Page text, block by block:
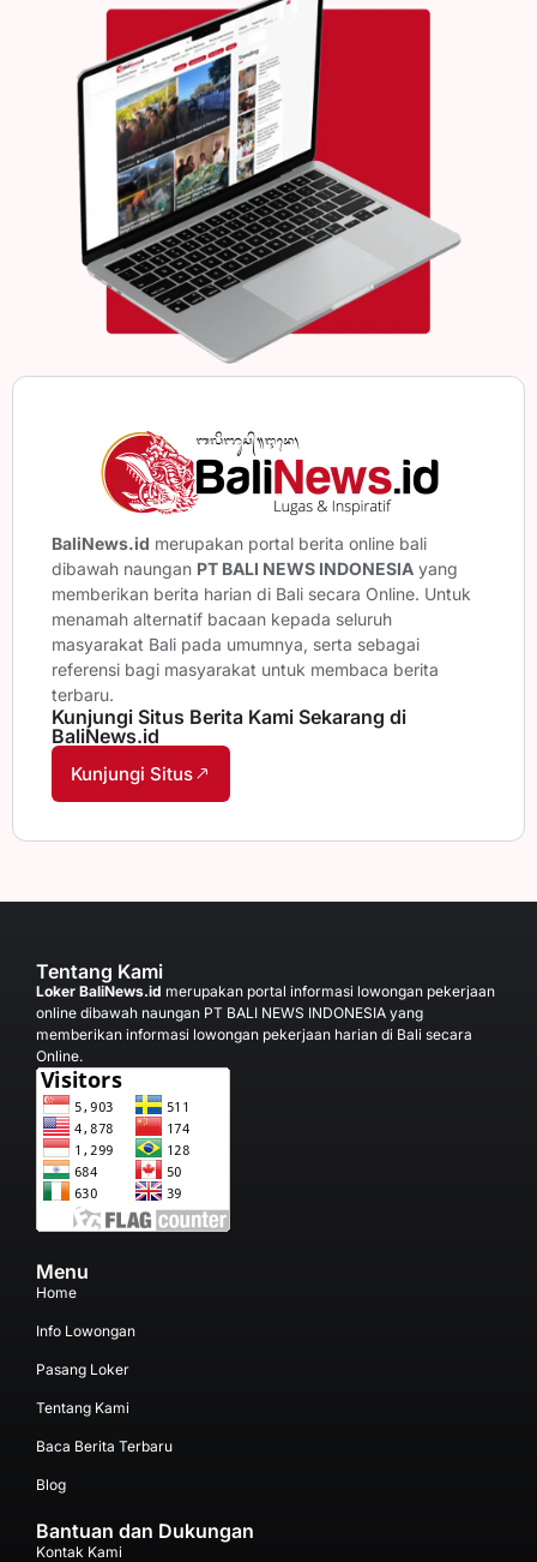
BaliNews.id merupakan portal berita online bali
dibawah naungan PT BALI NEWS INDONESIA yang
memberikan berita harian di Bali secara Online. Untuk
menamah alternatif bacaan kepada seluruh
masyarakat Bali pada umumnya, serta sebagai
referensi bagi masyarakat untuk membaca berita
terbaru.
Kunjungi Situs Berita Kami Sekarang di
BaliNews.id
Kunjungi Situs
Tentang Kami
Loker BaliNews.id merupakan portal informasi lowongan pekerjaan
online dibawah naungan PT BALI NEWS INDONESIA yang
memberikan informasi lowongan pekerjaan harian di Bali secara
Online.
Menu
Home
Info Lowongan
Pasang Loker
Tentang Kami
Baca Berita Terbaru
Blog
Bantuan dan Dukungan
Kontak Kami